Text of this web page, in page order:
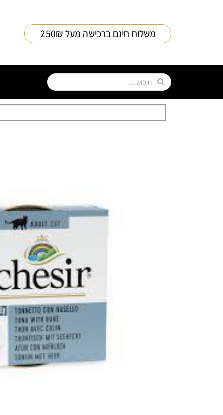
משלוח חינם ברכישה מעל 250₪